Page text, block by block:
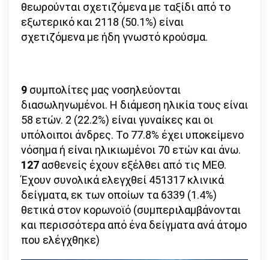
θεωρούνται σχετιζόμενα με ταξίδι από το
εξωτερικό και 2118 (50.1%) είναι
σχετιζόμενα με ήδη γνωστό κρούσμα.
9 συμπολίτες μας νοσηλεύονται
διασωληνωμένοι. Η διάμεση ηλικία τους είναι
58 ετών. 2 (22.2%) είναι γυναίκες και οι
υπόλοιποι άνδρες. To 77.8% έχει υποκείμενο
νόσημα ή είναι ηλικιωμένοι 70 ετών και άνω.
127 ασθενείς έχουν εξέλθει από τις ΜΕΘ.
Έχουν συνολικά ελεγχθεί 451317 κλινικά
δείγματα, εκ των οποίων τα 6339 (1.4%)
θετικά στον κορωνοϊό (συμπεριλαμβάνονται
και περισσότερα από ένα δείγματα ανά άτομο
που ελέγχθηκε)